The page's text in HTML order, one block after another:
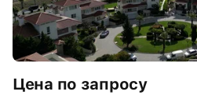
Цена по запросу